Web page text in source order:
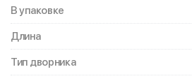
В упаковке
Длина
Тип дворника